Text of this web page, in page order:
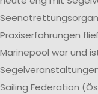
Praxiserfahrungen
Marinepool war und
Sailing Federation